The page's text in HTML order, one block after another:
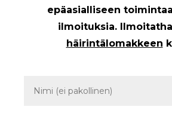
epäasialliseen
ilmoituksia.
häirintälomakkeen